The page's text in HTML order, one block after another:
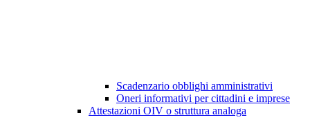
Scadenzario obblighi amministrativi
Oneri informativi per cittadini e imprese
Attestazioni OIV o struttura analoga